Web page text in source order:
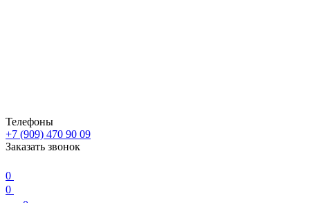
Телефоны
+7 (909) 470 90 09
Заказать звонок
0
0